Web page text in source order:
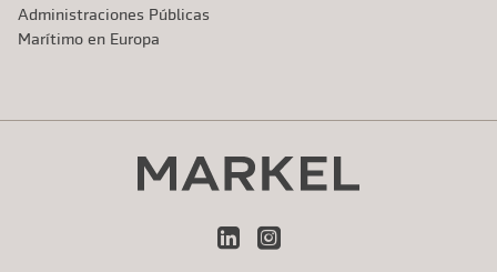
Administraciones Públicas
Marítimo en Europa
LinkedInInstagram